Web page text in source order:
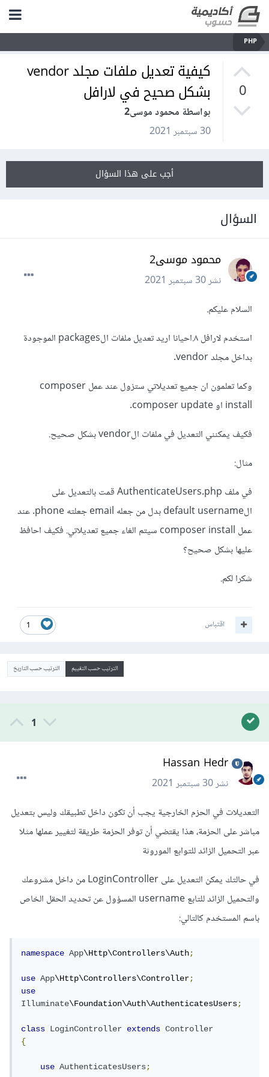
PHP
0
كيفية تعديل ملفات مجلد vendor
بشكل صحيح في لارافل
بواسطة محمود موسى2
30 سبتمبر 2021
أجب على هذا السؤال
السؤال
محمود موسى2
نشر30 سبتمبر 2021
السلام عليكم.
استخدم لارافل ٨.احيانا اريد تعديل ملفات الpackages الموجودة
بداخل مجلد vendor.
وكما تعلمون ان جميع تعديلاتي ستزول عند عمل composer
install او composer update.
فكيف يمكنني التعديل في ملفات الvendor بشكل صحيح.
مثال:
في ملف AuthenticateUsers.php قمت بالتعديل على
الdefault username بدل من جعله email جعلته phone. عند
عمل composer install سيتم الغاء جميع تعديلاتي. فكيف احافظ
عليها بشكل صحيح؟
شكرا لكم.
1 اقتباس
الترتيب حسب التقييم الترتيب حسب التاريخ
1
Hassan Hedr
نشر30 سبتمبر 2021
التعديلات في الحزم الخارجية يجب أن تكون داخل تطبيقك وليس بتعديل
مباشر على الحزمة، هذا يقتضي أن توفر الحزمة طريقة لتغيير عملها مثلا
عبر التحميل الزائد للتوابع الموروثة
في حالتك يمكن التعديل على LoginController من داخل مشروعك
والتحميل الزائد للتابع username المسؤول عن تحديد الحقل الخاص
باسم المستخدم كالتالي:
namespace App\Http\Controllers\Auth;
use App\Http\Controllers\Controller;
use
Illuminate\Foundation\Auth\AuthenticatesUsers;
class LoginController extends
Controller
{
use AuthenticatesUsers;